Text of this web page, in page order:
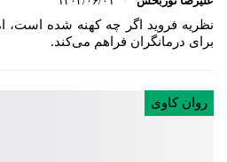
نظریه فروید اگر چه کهنه شده است،
برای درمانگران فراهم می‌کند.
روان کاوی